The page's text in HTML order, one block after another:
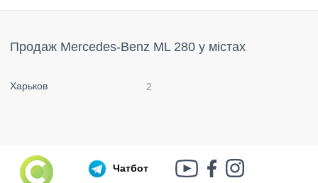
Продаж Mercedes-Benz ML 280 у містах
Харьков 2
Чатбот